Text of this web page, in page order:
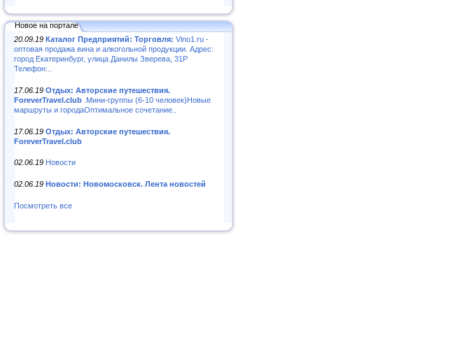
Новое на портале
20.09.19 Каталог Предприятий: Торговля: Vino1.ru -
оптовая продажа вина и алкогольной продукции. Адрес:
город Екатеринбург, улица Данилы Зверева, 31Р
Телефон:..
17.06.19 Отдых: Авторские путешествия.
ForeverTravel.club .Мини-группы (6-10 человек)Новые
маршруты и городаОптимальное сочетание..
17.06.19 Отдых: Авторские путешествия.
ForeverTravel.club
02.06.19 Новости
02.06.19 Новости: Новомосковск. Лента новостей
Посмотреть все